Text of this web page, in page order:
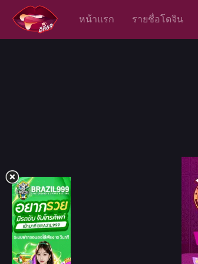
หน้าแรก รายชื่อโดจิน